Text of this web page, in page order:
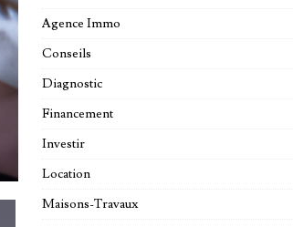
Agence Immo
Conseils
Diagnostic
Financement
Investir
Location
Maisons-Travaux